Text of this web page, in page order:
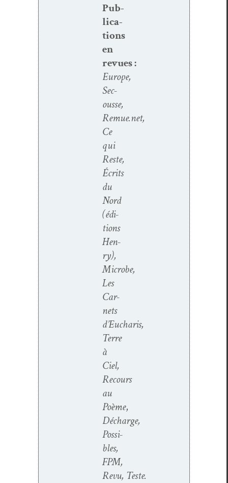
Pub­
li­ca­
tions
en
revues :
Europe,
Sec­
ousse,
Remue.net,
Ce
qui
Reste,
Écrits
du
Nord
(édi­
tions
Hen­
ry),
Microbe,
Les
Car­
nets
d’Eucharis,
Terre
à
Ciel,
Recours
au
Poème,
Décharge,
Pos­si­
bles,
FPM,
Revu, Teste.